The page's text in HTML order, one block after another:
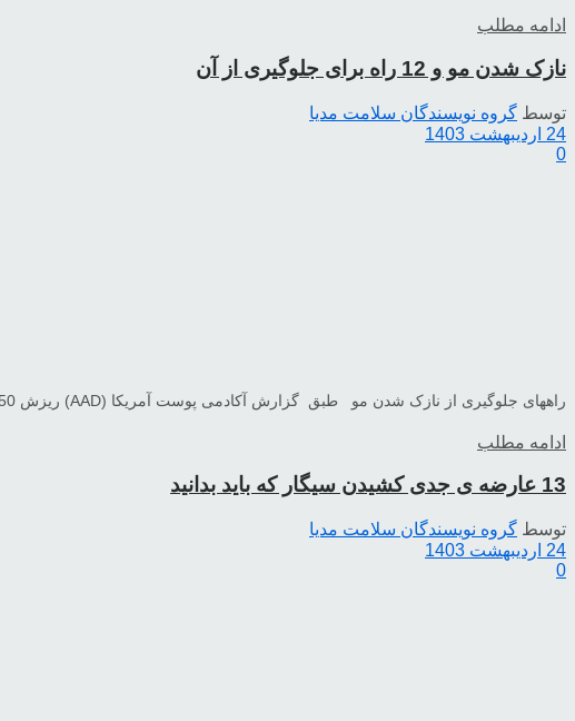
ادامه مطلب
نازک شدن مو و 12 راه برای جلوگیری از آن
توسط گروه نویسندگان سلامت مدیا
24 اردیبهشت 1403
0
راههای جلوگیری از نازک شدن مو طبق گزارش آکادمی پوست آمریکا (AAD) ریزش 50 تا 100 تار مو در...
ادامه مطلب
13 عارضه ی جدی کشیدن سیگار که باید بدانید
توسط گروه نویسندگان سلامت مدیا
24 اردیبهشت 1403
0